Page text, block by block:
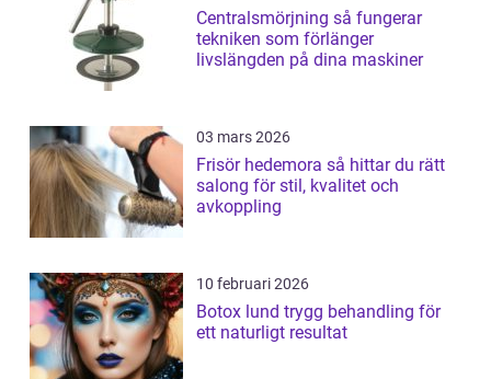
Centralsmörjning så fungerar
tekniken som förlänger
livslängden på dina maskiner
03 mars 2026
Frisör hedemora så hittar du rätt
salong för stil, kvalitet och
avkoppling
10 februari 2026
Botox lund trygg behandling för
ett naturligt resultat